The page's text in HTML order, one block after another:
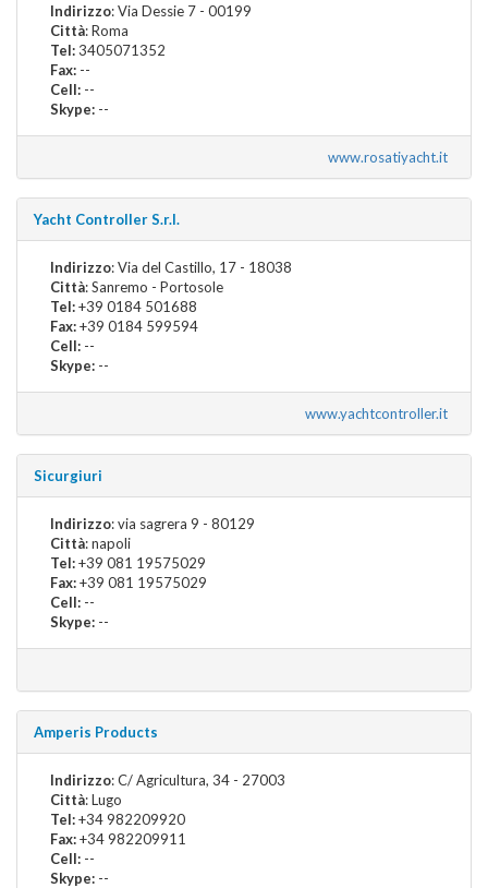
Indirizzo: Via Dessie 7 - 00199
Città: Roma
Tel:3405071352
Fax: --
Cell: --
Skype: --
www.rosatiyacht.it
Yacht Controller S.r.l.
Indirizzo: Via del Castillo, 17 - 18038
Città: Sanremo - Portosole
Tel:+39 0184 501688
Fax:+39 0184 599594
Cell: --
Skype: --
www.yachtcontroller.it
Sicurgiuri
Indirizzo: via sagrera 9 - 80129
Città: napoli
Tel:+39 081 19575029
Fax:+39 081 19575029
Cell: --
Skype: --
Amperis Products
Indirizzo: C/ Agricultura, 34 - 27003
Città: Lugo
Tel:+34 982209920
Fax:+34 982209911
Cell: --
Skype: --